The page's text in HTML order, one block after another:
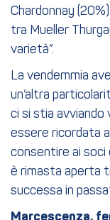
Chardonnay
tra Mueller
varietà”.
La vendemmia
un’altra
ci si stia avviando
essere ricordata
consentire ai soci
è rimasta aperta
successa in
Marcescenza,